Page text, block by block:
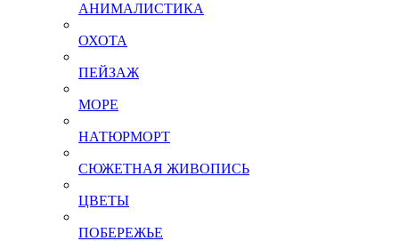
АНИМАЛИСТИКА
ОХОТА
ПЕЙЗАЖ
МОРЕ
НАТЮРМОРТ
СЮЖЕТНАЯ ЖИВОПИСЬ
ЦВЕТЫ
ПОБЕРЕЖЬЕ